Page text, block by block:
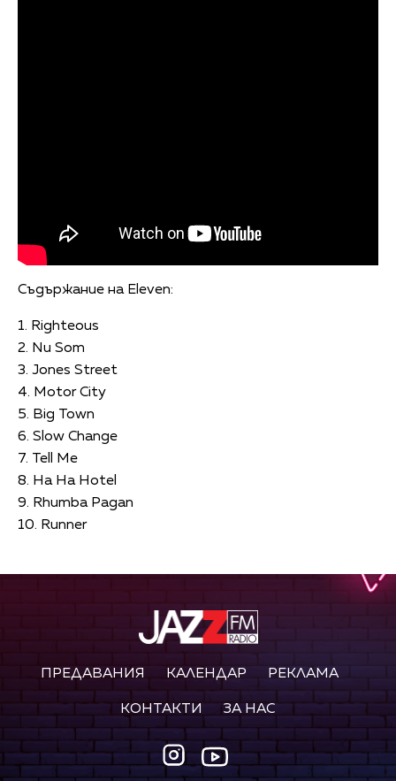
Съдържание на Eleven:
1. Righteous
2. Nu Som
3. Jones Street
4. Motor City
5. Big Town
6. Slow Change
7. Tell Me
8. Ha Ha Hotel
9. Rhumba Pagan
10. Runner
ПРЕДАВАНИЯ КАЛЕНДАР РЕКЛАМА
КОНТАКТИ ЗА НАС